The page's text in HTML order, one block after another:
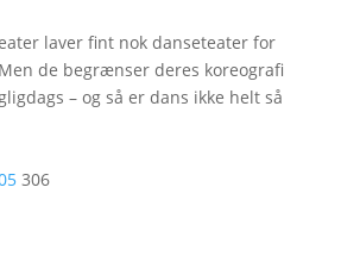
laver fint nok danseteater for
de begrænser deres koreografi
– og så er dans ikke helt så
306